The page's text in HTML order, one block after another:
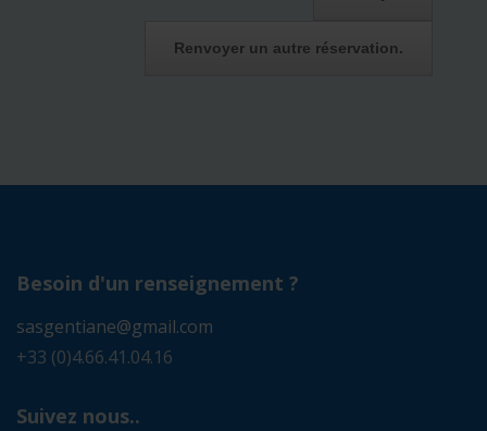
Besoin d'un renseignement ?
sasgentiane@gmail.com
+33 (0)4.66.41.04.16
Suivez nous..